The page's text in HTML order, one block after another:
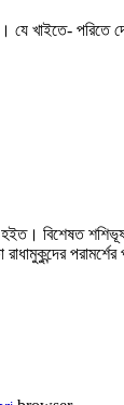
খাইতে- পরিতে
হইত। বিশেষত
পরামর্শের